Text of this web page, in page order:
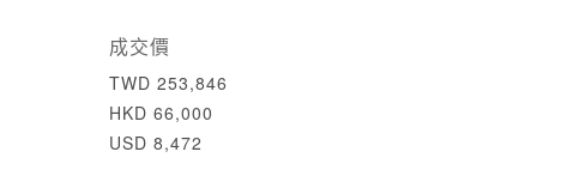
成交價
TWD 253,846
HKD 66,000
USD 8,472